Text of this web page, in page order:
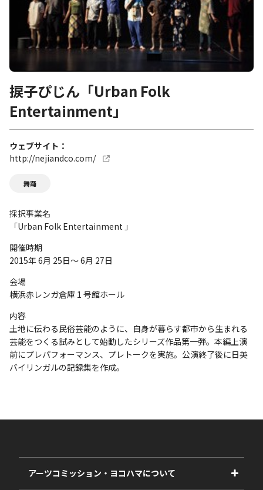
捩子ぴじん「Urban Folk
Entertainment」
ウェブサイト
http://nejiandco.com/
舞踊
採択事業名
「Urban Folk Entertainment 」
開催時期
2015年 6月 25日～ 6月 27日
会場
横浜赤レンガ倉庫 1 号館ホール
内容
土地に伝わる民俗芸能のように、自身が暮らす都市から生まれる
芸能をつくる試みとして始動したシリーズ作品第一弾。本編上演
前にプレパフォーマンス、プレトークを実施。公演終了後に日英
バイリンガルの記録集を作成。
アーツコミッション・ヨコハマについて